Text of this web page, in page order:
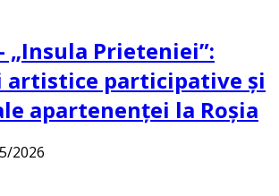
„Insula Prieteniei”:
artistice participative și
apartenenței la Roșia
2026